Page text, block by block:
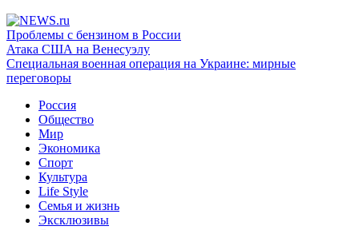
Проблемы с бензином в России
Атака США на Венесуэлу
Специальная военная операция на Украине: мирные
переговоры
Россия
Общество
Мир
Экономика
Спорт
Культура
Life Style
Семья и жизнь
Эксклюзивы